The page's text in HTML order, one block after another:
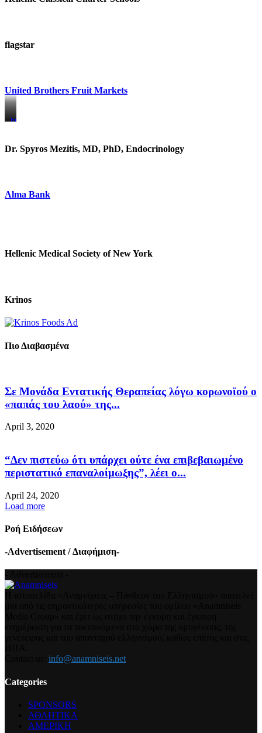
flagstar
United Brothers Fruit Markets
https://www.unitedbrothersfruitmarkets.com/
https://www.unitedbrothersfruitmarkets.com/
Dr. Spyros Mezitis, MD, PhD, Endocrinology
Alma Bank
Hellenic Medical Society of New York
Krinos
Πιο Διαβασμένα
Σε Μονάδα Εντατικής Θεραπείας λόγω κορωνοϊού ο
«παπάς του λαού» της...
April 3, 2020
“Δεν πιστεύω ότι υπάρχει ούτε ένα επιβεβαιωμένο
περιστατικό επαναλοίμωξης”, λέει ο...
April 24, 2020
Load more
Ροή Ειδήσεων
-Advertisement / Διαφήμιση-
info@anamniseis.net
Categories
SPONSORS
ΑΘΛΗΤΙΚΑ
ΑΜΕΡΙΚΗ